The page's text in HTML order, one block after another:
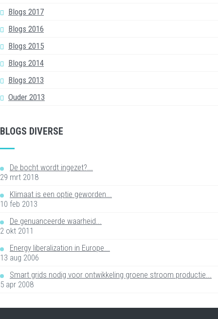
Blogs 2017
Blogs 2016
Blogs 2015
Blogs 2014
Blogs 2013
Ouder 2013
BLOGS DIVERSE
De bocht wordt ingezet?...
29 mrt 2018
Klimaat is een optie geworden...
10 feb 2013
De genuanceerde waarheid...
2 okt 2011
Energy liberalization in Europe...
13 aug 2006
Smart grids nodig voor ontwikkeling groene stroom productie...
5 apr 2008